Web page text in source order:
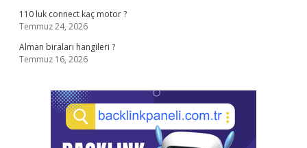
110 luk connect kaç motor ?
Temmuz 24, 2026
Alman biraları hangileri ?
Temmuz 16, 2026